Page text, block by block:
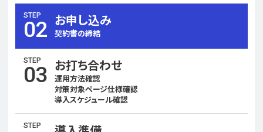
STEP
02 お申し込み
契約書の締結
STEP
03 お打ち合わせ
運用方法確認
対策対象ページ仕様確認
導入スケジュール確認
STEP